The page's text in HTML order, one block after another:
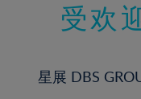
受欢
星展 DBS